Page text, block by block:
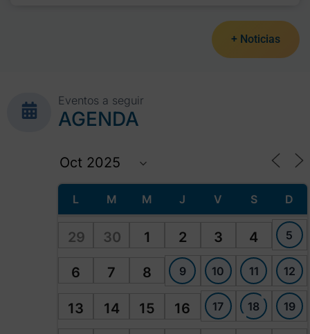
+ Noticias
Eventos a seguir
AGENDA
L M M J V S D
29 30 1 2 3 4 5
6 7 8 9 10 11 12
13 14 15 16 17 18 19